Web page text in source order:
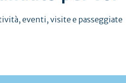
eventi, visite e passeggiate